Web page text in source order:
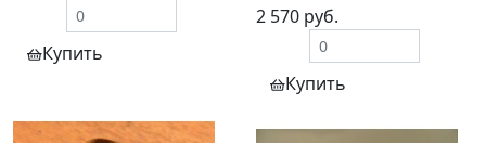
Купить
2 570 руб.
Купить